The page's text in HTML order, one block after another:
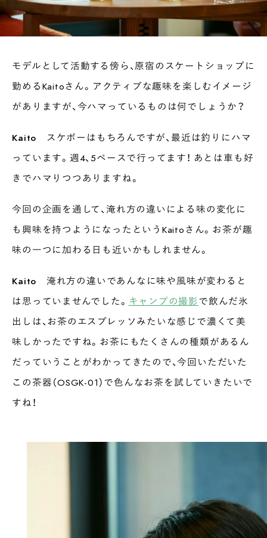
モデルとして活動する傍ら、原宿のスケートショップに
勤めるKaitoさん。アクティブな趣味を楽しむイメージ
がありますが、今ハマっているものは何でしょうか？
Kaito スケボーはもちろんですが、最近は釣りにハマ
っています。週4、5ペースで行ってます！ あとは車も好
きでハマりつつありますね。
今回の企画を通して、淹れ方の違いによる味の変化に
も興味を持つようになったというKaitoさん。お茶が趣
味の一つに加わる日も近いかもしれません。
Kaito 淹れ方の違いであんなに味や風味が変わると
は思っていませんでした。 キャンプの撮影で飲んだ氷
出しは、お茶のエスプレッソみたいな感じで濃くて美
味しかったですね。お茶にもたくさんの種類があるん
だっていうことがわかってきたので、今回いただいた
この茶器（OSGK-01）で色んなお茶を試していきたいで
すね！